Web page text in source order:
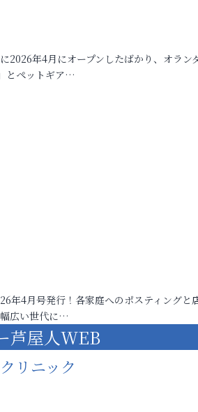
2026年4月にオープンしたばかり、オラン
とペットギア…
年4月号発行！各家庭へのポスティングと
広い世代に…
芦屋人WEB
リニック